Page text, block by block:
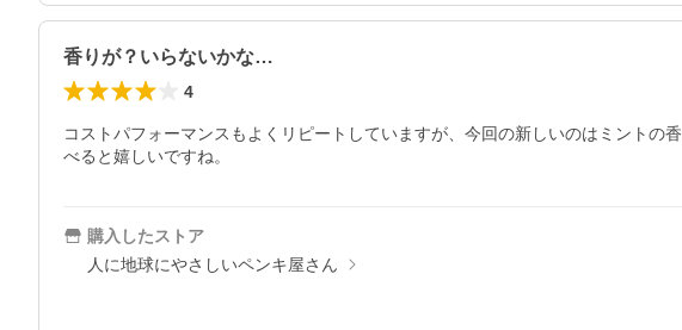
香りが？いらないかな…
4
コストパフォーマンスもよくリピートしていますが、今回の新しいのはミント
べると嬉しいですね。
購入したストア
人に地球にやさしいペンキ屋さん